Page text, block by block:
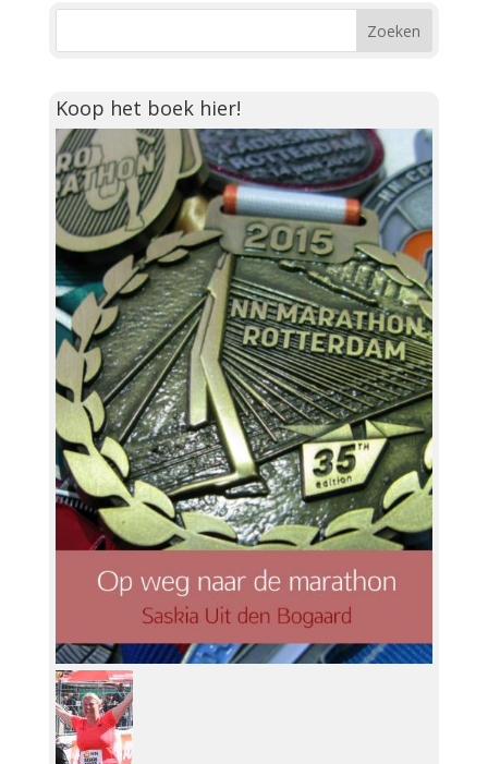
Koop het boek hier!